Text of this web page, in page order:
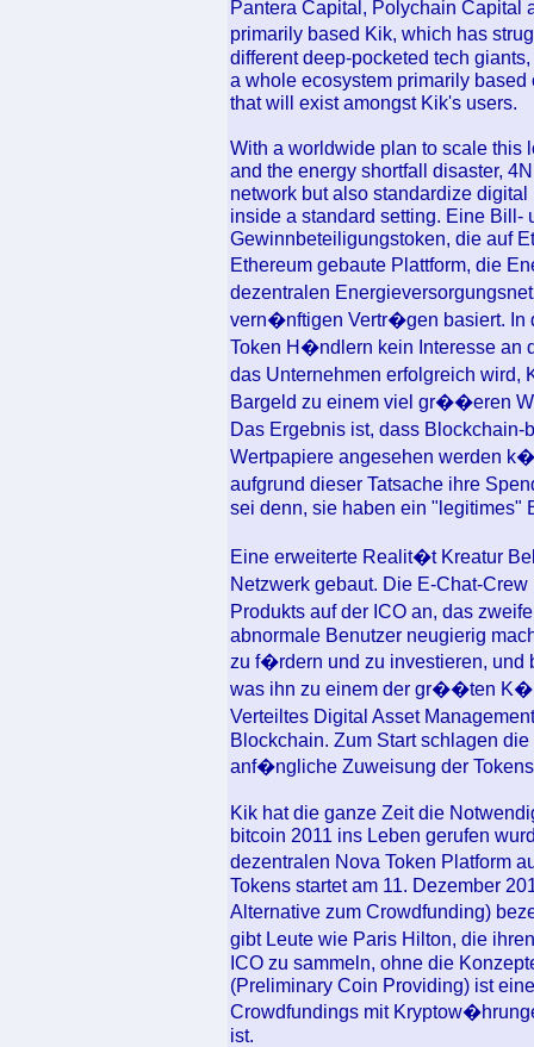
Pantera Capital, Polychain Capital
primarily based Kik, which has
different deep-pocketed tech
a whole ecosystem primarily
that will exist amongst Kik's users.
With a worldwide plan to scale this
and the energy shortfall disaster,
network but also standardize
inside a standard setting. Eine Bill-
Gewinnbeteiligungstoken, die auf
Ethereum gebaute Plattform, die
dezentralen
vern�nftigen Vertr�gen basiert. In
Token H�ndlern kein Interesse an
das Unternehmen erfolgreich
Bargeld zu einem viel gr��eren
Das Ergebnis ist, dass
Wertpapiere angesehen werden
aufgrund dieser Tatsache ihre
sei denn, sie haben ein "legitimes"
Eine erweiterte Realit�t Kreatur
Netzwerk gebaut. Die E-Chat-
Produkts auf der ICO an, das
abnormale Benutzer neugierig
zu f�rdern und zu investieren,
was ihn zu einem der gr��ten
Verteiltes Digital Asset
Blockchain. Zum Start schlagen
anf�ngliche Zuweisung der
Kik hat die ganze Zeit die
bitcoin 2011 ins Leben gerufen
dezentralen Nova Token Platform
Tokens startet am 11. Dezember
Alternative zum Crowdfunding)
gibt Leute wie Paris Hilton, die
ICO zu sammeln, ohne die
(Preliminary Coin Providing) ist
Crowdfundings mit
ist.